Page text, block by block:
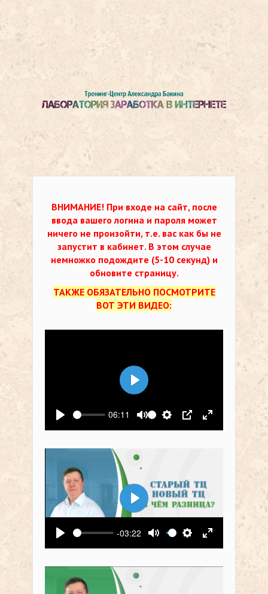
ВНИМАНИЕ! При входе на сайт, после
ввода вашего логина и пароля может
ничего не произойти, т.е. вас как бы не
запустит в кабинет. В этом случае
немножко подождите (5-10 секунд) и
обновите страницу.
ТАКЖЕ ОБЯЗАТЕЛЬНО ПОСМОТРИТЕ
ВОТ ЭТИ ВИДЕО:
Воспроизвести
06:11
Выключить звук
Настройки
PIP На весь
Воспроизвести
Воспроизвести
-03:22
Выключить звук
Настройки
На весь
Воспроизвести